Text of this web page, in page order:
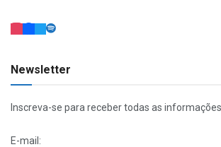
Newsletter
Inscreva-se para receber todas as informações
E-mail: